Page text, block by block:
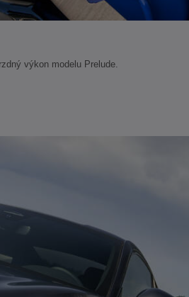
výkon modelu Prelude.